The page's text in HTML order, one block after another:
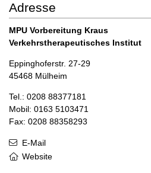
Adresse
MPU Vorbereitung Kraus
Verkehrstherapeutisches Institut
Eppinghoferstr. 27-29
45468 Mülheim
Tel.: 0208 88377181
Mobil: 0163 5103471
Fax: 0208 88358293
E-Mail
Website